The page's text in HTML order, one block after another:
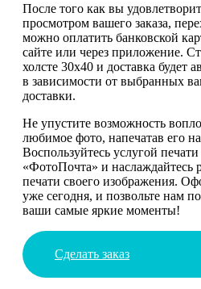
После того как вы
просмотром вашего заказа,
можно оплатить банковской
сайте или через приложение.
холсте 30х40 и доставка будет
в зависимости от выбранных
доставки.
Не упустите возможность
любимое фото, напечатав его
Воспользуйтесь услугой
«ФотоПочта» и наслаждайтесь
печати своего изображения.
уже сегодня, и позвольте нам
ваши самые яркие моменты!
Сделать заказ